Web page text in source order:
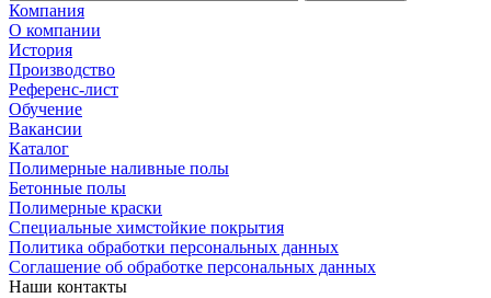
Компания
О компании
История
Производство
Референс-лист
Обучение
Вакансии
Каталог
Полимерные наливные полы
Бетонные полы
Полимерные краски
Специальные химстойкие покрытия
Политика обработки персональных данных
Cоглашение об обработке персональных данных
Наши контакты